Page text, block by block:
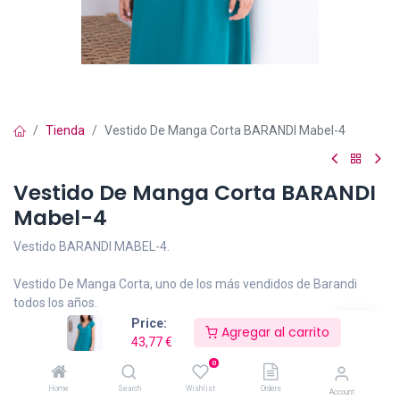
Price:
43,77€
Agregar al carrito
Home Search
0
Wishlist Orders Account
Tienda Vestido De Manga Corta BARANDI Mabel-4
Vestido De Manga Corta BARANDI
Mabel-4
Vestido BARANDI MABEL-4.
Vestido De Manga Corta, uno de los más vendidos de Barandi
todos los años.
En punto de viscosa y cortado bajo el pecho, disimula la barriga y
En tono verde,escote en pico con una favorecedora pedrería en